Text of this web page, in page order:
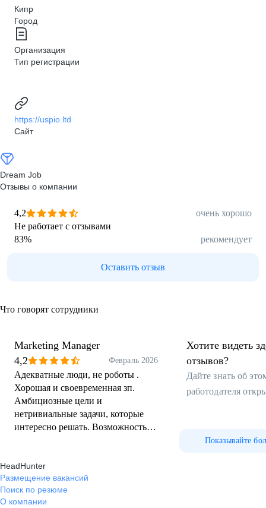
Кипр
Город
Организация
Тип регистрации
https://uspio.ltd
Сайт
Dream Job
Отзывы о компании
4,2
очень хорошо
Не работает с отзывами
83% рекомендует
Оставить отзыв
Что говорят сотрудники
Marketing Manager
4,2
Февраль 2026
Адекватные люди, не роботы .
Хорошая и своевременная зп.
Амбициозные цели и
нетривиальные задачи, которые
интересно решать. Возможность
Хотите видеть
отзывов?
Дайте знать об
работодателя
Показывайте
HeadHunter
Размещение вакансий
Поиск по резюме
О компании